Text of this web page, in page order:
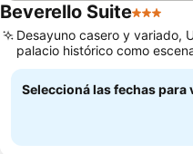
Beverello Suite3 Estrellas
Desayuno casero y variado,
palacio histórico como
Seleccioná las fechas